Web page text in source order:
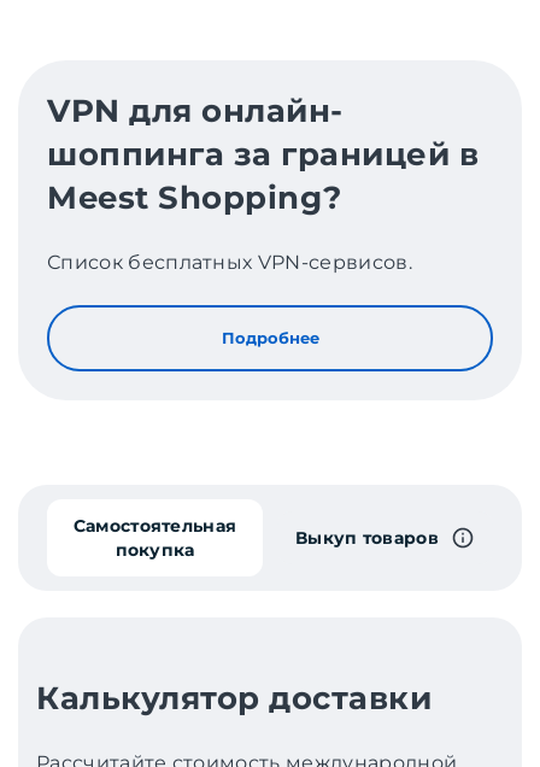
VPN для онлайн-
шоппинга за границей в
Meest Shopping?
Список бесплатных VPN-сервисов.
Подробнее
Самостоятельная
покупка
Выкуп товаров
Калькулятор доставки